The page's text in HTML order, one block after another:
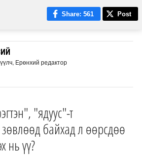
Share: 561 Post
Ерөнхий редактор
"ядуус"-т
байхад л өөрсдөө
нь үү?